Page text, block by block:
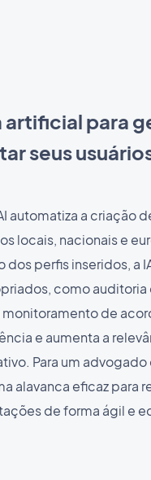
artificial para
seus
automatiza a criação
locais, nacionais e
perfis inseridos, a
como
de
e aumenta a
Para um advogado
alavanca eficaz para
de forma ágil e